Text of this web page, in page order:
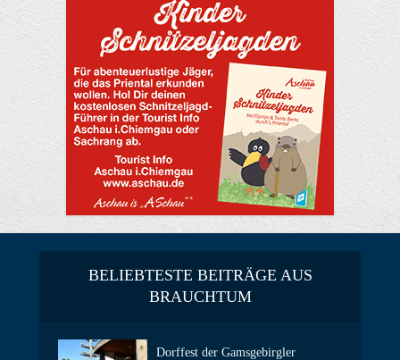
BELIEBTESTE BEITRÄGE AUS
BRAUCHTUM
Dorffest der Gamsgebirgler